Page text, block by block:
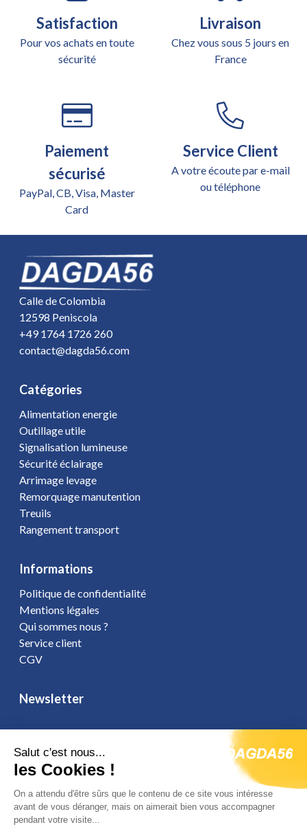
Satisfaction
Pour vos achats en toute
sécurité
Livraison
Chez vous sous 5 jours en
France
Paiement
sécurisé
PayPal, CB, Visa, Master
Card
Service Client
A votre écoute par e-mail
ou téléphone
Calle de Colombia
12598 Peniscola
+49 1764 1726 260
contact@dagda56.com
Catégories
Alimentation energie
Outillage utile
Signalisation lumineuse
Sécurité éclairage
Arrimage levage
Remorquage manutention
Treuils
Rangement transport
Informations
Politique de confidentialité
Mentions légales
Qui sommes nous ?
Service client
CGV
Newsletter
Vous affirmez avoir pris connaissance de notre
politique de
. Vous disposez d'un droit d'accès, de rectification et
d'opposition.
Salut c'est nous...
les Cookies !
On a attendu d'être sûrs que le contenu de ce site vous intéresse
avant de vous déranger, mais on aimerait bien vous accompagner
pendant votre visite...